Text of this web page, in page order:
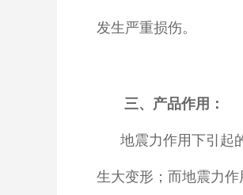
发生严重损伤。
三、产品作用：
地震力作用下引起
生大变形；而地震力